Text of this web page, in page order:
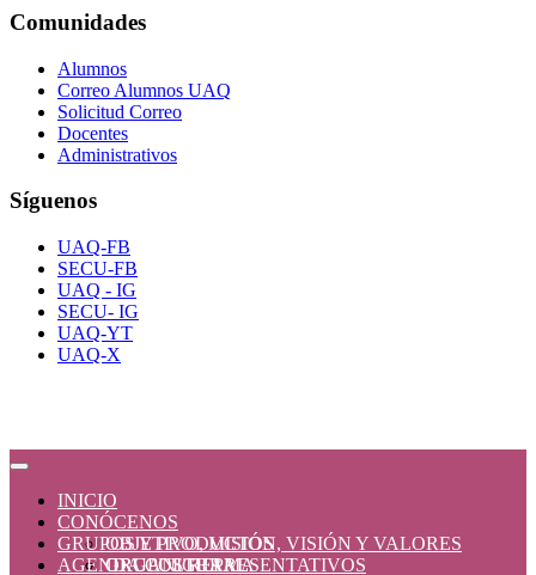
Comunidades
Alumnos
Correo Alumnos UAQ
Solicitud Correo
Docentes
Administrativos
Síguenos
UAQ-FB
SECU-FB
UAQ - IG
SECU- IG
UAQ-YT
UAQ-X
INICIO
CONÓCENOS
OBJETIVO, MISIÓN, VISIÓN Y VALORES
ORGANIGRAMA
GRUPOS Y PRODUCTOS
GRUPOS REPRESENTATIVOS
AGENDA CULTURAL